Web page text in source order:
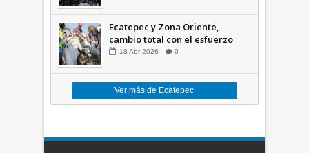
Ecatepec y Zona Oriente,
cambio total con el esfuerzo
conjunto: Azucena; retiran 21
18 Abr 2026 0
Ver más de Ecatepec